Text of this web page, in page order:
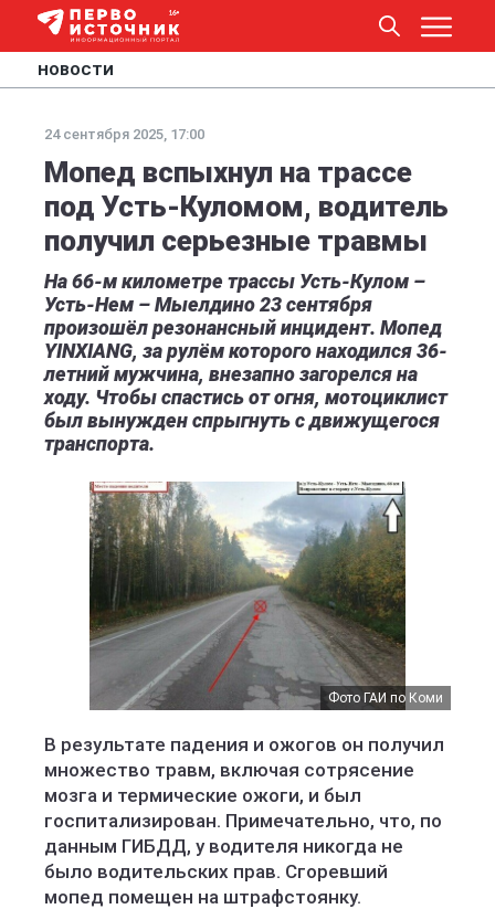
НОВОСТИ
24 сентября 2025, 17:00
Мопед вспыхнул на трассе
под Усть-Куломом, водитель
получил серьезные травмы
На 66-м километре трассы Усть-Кулом –
Усть-Нем – Мыелдино 23 сентября
произошёл резонансный инцидент. Мопед
YINXIANG, за рулём которого находился 36-
летний мужчина, внезапно загорелся на
ходу. Чтобы спастись от огня, мотоциклист
был вынужден спрыгнуть с движущегося
транспорта.
Фото ГАИ по Коми
В результате падения и ожогов он получил
множество травм, включая сотрясение
мозга и термические ожоги, и был
госпитализирован. Примечательно, что, по
данным ГИБДД, у водителя никогда не
было водительских прав. Сгоревший
мопед помещен на штрафстоянку.